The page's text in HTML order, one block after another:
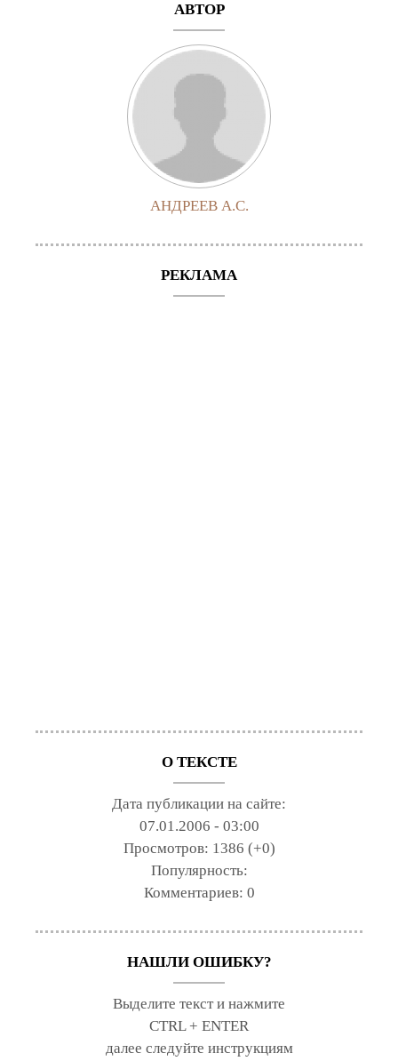
АВТОР
АНДРЕЕВ А.С.
РЕКЛАМА
О ТЕКСТЕ
Дата публикации на сайте:
07.01.2006 - 03:00
Просмотров: 1386 (+0)
Популярность:
Комментариев: 0
НАШЛИ ОШИБКУ?
Выделите текст и нажмите
CTRL + ENTER
далее следуйте инструкциям